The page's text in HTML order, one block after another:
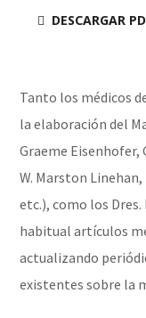
DESCARGAR
Tanto los médicos
la elaboración del
Graeme Eisenhofer,
W. Marston
etc.), como los
habitual artículos
actualizando
existentes sobre la